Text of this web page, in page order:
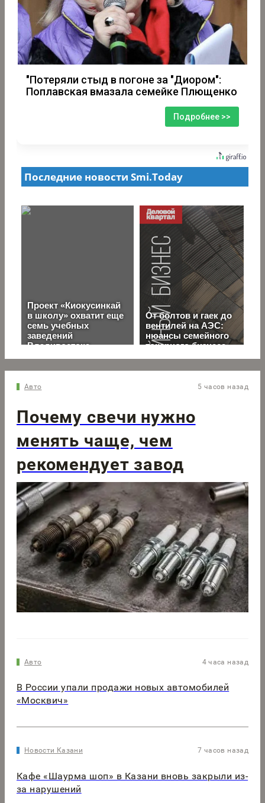
"Потеряли стыд в погоне за "Диором":
Поплавская вмазала семейке Плющенко
Подробнее >>
Авто 5 часов назад
Почему свечи нужно
менять чаще, чем
рекомендует завод
Авто 4 часа назад
В России упали продажи новых автомобилей
«Москвич»
Новости Казани 7 часов назад
Кафе «Шаурма шоп» в Казани вновь закрыли из-
за нарушений